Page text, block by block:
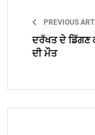
PREVIOUS
ਦਰੱਖਤ ਦੇ ਡਿੱਗਣ
ਦੀ ਮੌਤ